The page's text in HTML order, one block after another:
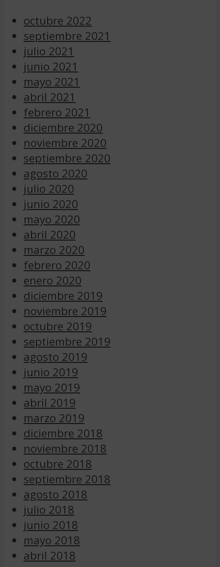
octubre 2022
septiembre 2021
julio 2021
junio 2021
mayo 2021
abril 2021
febrero 2021
diciembre 2020
noviembre 2020
septiembre 2020
agosto 2020
julio 2020
junio 2020
mayo 2020
abril 2020
marzo 2020
febrero 2020
enero 2020
diciembre 2019
noviembre 2019
octubre 2019
septiembre 2019
agosto 2019
junio 2019
mayo 2019
abril 2019
marzo 2019
diciembre 2018
noviembre 2018
octubre 2018
septiembre 2018
agosto 2018
julio 2018
junio 2018
mayo 2018
abril 2018